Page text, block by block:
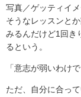
写真／ゲッティイ
そうなレッスンと
みるんだけど1回き
るという。
「意志が弱いわけ
ただ、自分に合っ